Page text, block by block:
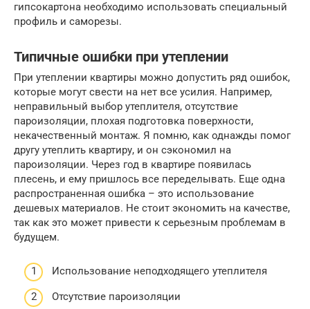
гипсокартона необходимо использовать специальный
профиль и саморезы.
Типичные ошибки при утеплении
При утеплении квартиры можно допустить ряд ошибок,
которые могут свести на нет все усилия. Например,
неправильный выбор утеплителя, отсутствие
пароизоляции, плохая подготовка поверхности,
некачественный монтаж. Я помню, как однажды помог
другу утеплить квартиру, и он сэкономил на
пароизоляции. Через год в квартире появилась
плесень, и ему пришлось все переделывать. Еще одна
распространенная ошибка – это использование
дешевых материалов. Не стоит экономить на качестве,
так как это может привести к серьезным проблемам в
будущем.
Использование неподходящего утеплителя
Отсутствие пароизоляции